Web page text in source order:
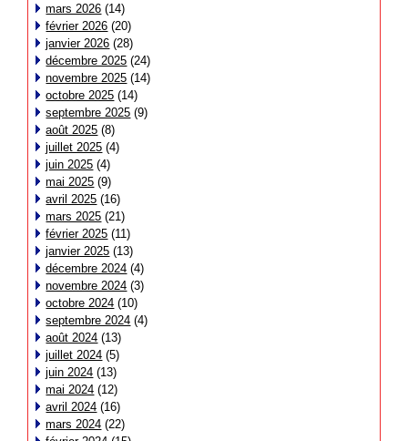
mars 2026 (14)
février 2026 (20)
janvier 2026 (28)
décembre 2025 (24)
novembre 2025 (14)
octobre 2025 (14)
septembre 2025 (9)
août 2025 (8)
juillet 2025 (4)
juin 2025 (4)
mai 2025 (9)
avril 2025 (16)
mars 2025 (21)
février 2025 (11)
janvier 2025 (13)
décembre 2024 (4)
novembre 2024 (3)
octobre 2024 (10)
septembre 2024 (4)
août 2024 (13)
juillet 2024 (5)
juin 2024 (13)
mai 2024 (12)
avril 2024 (16)
mars 2024 (22)